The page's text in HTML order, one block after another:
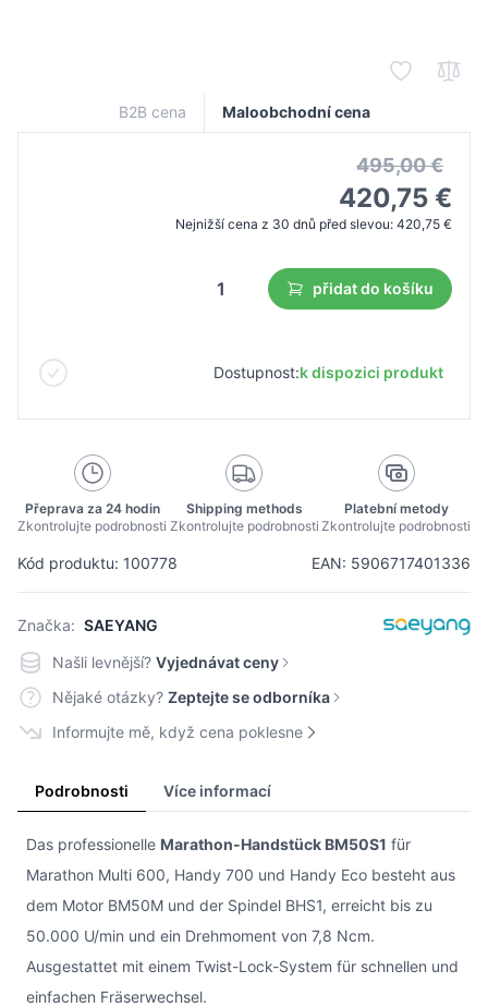
Kód produktu: 100778 EAN: 5906717401336
Značka: SAEYANG
B2B cena Maloobchodní cena
495,00 €
420,75 €
Nejnižší cena z 30 dnů před slevou: 420,75 €
přidat do košíku
Dostupnost:k dispozici produkt
Přeprava za 24 hodin
Zkontrolujte podrobnosti
Shipping methods
Zkontrolujte podrobnosti
Platební metody
Zkontrolujte podrobnosti
Našli levnější? Vyjednávat ceny
Nějaké otázky? Zeptejte se odborníka
Informujte mě, když cena poklesne
Podrobnosti Více informací
Das professionelle Marathon-Handstück BM50S1 für
Marathon Multi 600, Handy 700 und Handy Eco besteht aus
dem Motor BM50M und der Spindel BHS1, erreicht bis zu
50.000 U/min und ein Drehmoment von 7,8 Ncm.
Ausgestattet mit einem Twist-Lock-System für schnellen und
einfachen Fräserwechsel.